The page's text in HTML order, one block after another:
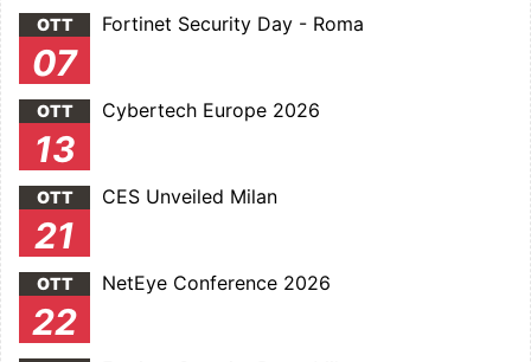
OTT
07
Fortinet Security Day - Roma
OTT
13
Cybertech Europe 2026
OTT
21
CES Unveiled Milan
OTT
22
NetEye Conference 2026